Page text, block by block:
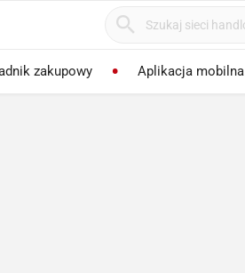
zakupowy Aplikacja mobilna